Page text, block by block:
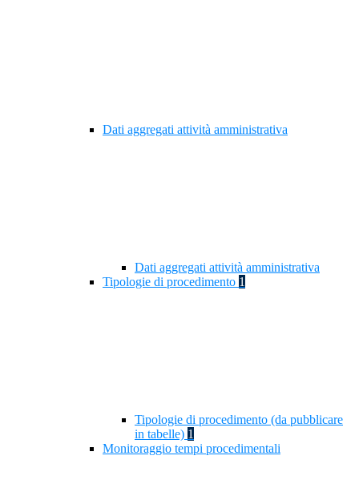
Dati aggregati attività amministrativa
Dati aggregati attività amministrativa
Tipologie di procedimento 1
Tipologie di procedimento (da pubblicare
in tabelle) 1
Monitoraggio tempi procedimentali